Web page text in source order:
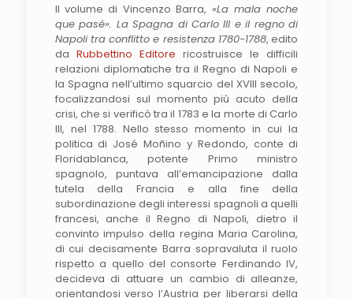
Il volume di Vincenzo Barra, «La mala noche
que pasé». La Spagna di Carlo III e il regno di
Napoli tra conflitto e resistenza 1780-1788, edito
da Rubbettino Editore ricostruisce le difficili
relazioni diplomatiche tra il Regno di Napoli e
la Spagna nell’ultimo squarcio del XVIII secolo,
focalizzandosi sul momento più acuto della
crisi, che si verificò tra il 1783 e la morte di Carlo
III, nel 1788. Nello stesso momento in cui la
politica di José Moñino y Redondo, conte di
Floridablanca, potente Primo ministro
spagnolo, puntava all’emancipazione dalla
tutela della Francia e alla fine della
subordinazione degli interessi spagnoli a quelli
francesi, anche il Regno di Napoli, dietro il
convinto impulso della regina Maria Carolina,
di cui decisamente Barra sopravaluta il ruolo
rispetto a quello del consorte Ferdinando IV,
decideva di attuare un cambio di alleanze,
orientandosi verso l’Austria per liberarsi della